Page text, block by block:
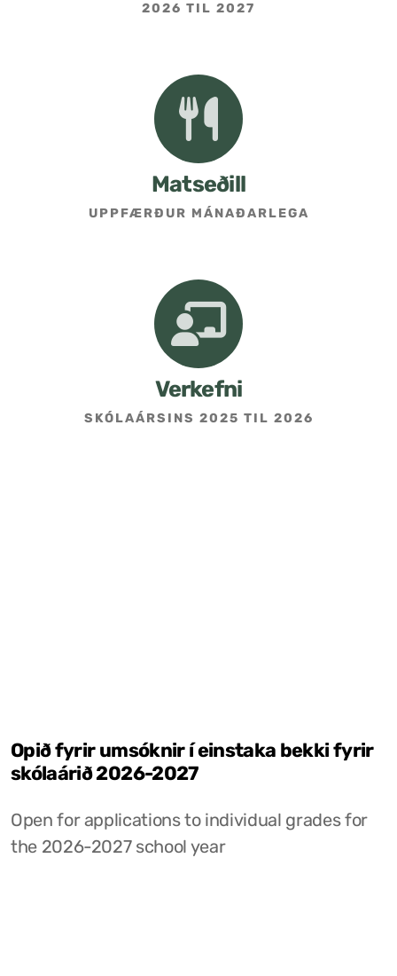
2026 TIL 2027
Matseðill
UPPFÆRÐUR MÁNAÐARLEGA
Verkefni
SKÓLAÁRSINS 2025 TIL 2026
Opið fyrir umsóknir í einstaka bekki fyrir
skólaárið 2026-2027
Open for applications to individual grades for
the 2026-2027 school year